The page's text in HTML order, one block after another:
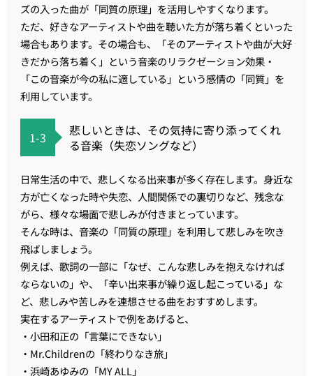
ズの入った曲が「同質の原理」を活用しやすくなります。
ただ、好きなアーティストや曲を聴いた方が落ち着くといった
場合もあります。その場合も、「そのアーティストや曲が大好
きだから落ち着く」という音楽のリラクゼーション効果・
「この音楽が今の私に適している」という感情の「同質」を
利用しています。
1-3
悲しいときは、その気持に寄り添ってくれ
る音楽（失恋ソングなど）
日常生活の中で、悲しくなる出来事が多く存在します。身近な
方が亡くなった時や失恋、人間関係での裏切りなど、残念な
がら、様々な場面で悲しみが付きまとっています。
そんな時は、音楽の「同質の原理」を利用して悲しみを吹き
飛ばしましょう。
例えば、歌詞の一部に「なぜ、こんな悲しみを抱えなければ
ならないの」や、「辛い出来事が繰り返し起こっている」な
ど、悲しみや苦しみを連想させる曲をおすすめします。
実在するアーティストで例をあげると、
・小田和正の「言葉にできない」
・Mr.Childrenの「終わりなき旅」
・浜崎あゆみの「MY ALL」